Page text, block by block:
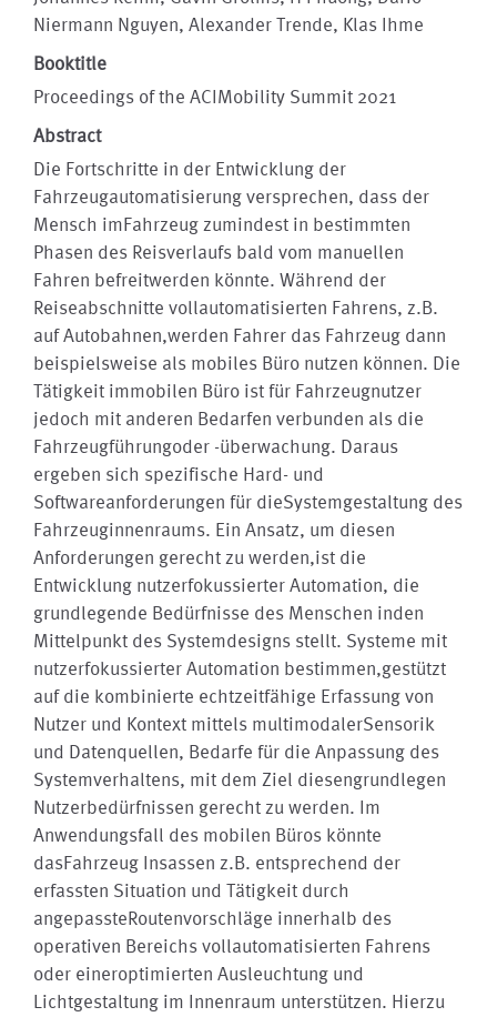
Niermann Nguyen, Alexander Trende, Klas Ihme
Booktitle
Proceedings of the ACIMobility Summit 2021
Abstract
Die Fortschritte in der Entwicklung der
Fahrzeugautomatisierung versprechen, dass der
Mensch imFahrzeug zumindest in bestimmten
Phasen des Reisverlaufs bald vom manuellen
Fahren befreitwerden könnte. Während der
Reiseabschnitte vollautomatisierten Fahrens, z.B.
auf Autobahnen,werden Fahrer das Fahrzeug dann
beispielsweise als mobiles Büro nutzen können. Die
Tätigkeit immobilen Büro ist für Fahrzeugnutzer
jedoch mit anderen Bedarfen verbunden als die
Fahrzeugführungoder -überwachung. Daraus
ergeben sich spezifische Hard- und
Softwareanforderungen für dieSystemgestaltung des
Fahrzeuginnenraums. Ein Ansatz, um diesen
Anforderungen gerecht zu werden,ist die
Entwicklung nutzerfokussierter Automation, die
grundlegende Bedürfnisse des Menschen inden
Mittelpunkt des Systemdesigns stellt. Systeme mit
nutzerfokussierter Automation bestimmen,gestützt
auf die kombinierte echtzeitfähige Erfassung von
Nutzer und Kontext mittels multimodalerSensorik
und Datenquellen, Bedarfe für die Anpassung des
Systemverhaltens, mit dem Ziel diesengrundlegen
Nutzerbedürfnissen gerecht zu werden. Im
Anwendungsfall des mobilen Büros könnte
dasFahrzeug Insassen z.B. entsprechend der
erfassten Situation und Tätigkeit durch
angepassteRoutenvorschläge innerhalb des
operativen Bereichs vollautomatisierten Fahrens
oder eineroptimierten Ausleuchtung und
Lichtgestaltung im Innenraum unterstützen. Hierzu